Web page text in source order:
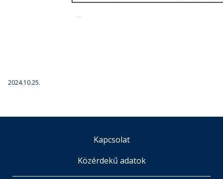
2024.10.25.
Kapcsolat
Közérdekű adatok